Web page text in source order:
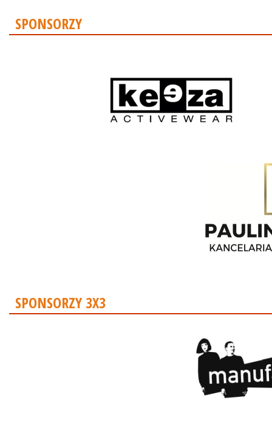
SPONSORZY
SPONSORZY 3X3